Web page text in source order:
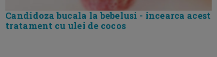
Candidoza bucala la bebelusi - incearca acest
tratament cu ulei de cocos